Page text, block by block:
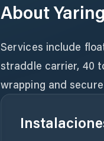
About
Services include
straddle carrier, 40
wrapping and